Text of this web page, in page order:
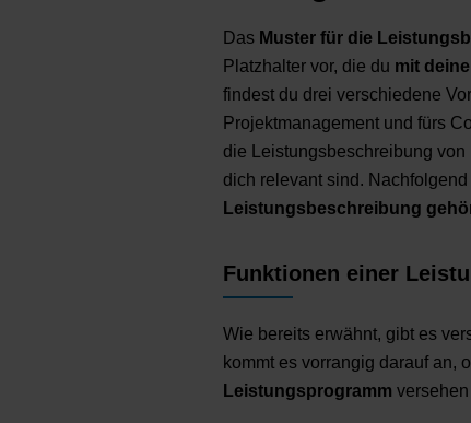
Das Muster für die
Platzhalter vor, die du mit
findest du drei verschiedene
Projektmanagement und fürs
die Leistungsbeschreibung
dich relevant sind.
Leistungsbeschreibung
Funktionen einer
Wie bereits erwähnt, gibt es
kommt es vorrangig darauf an,
Leistungsprogramm versehen